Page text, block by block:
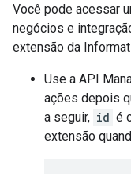
Você pode acessar
negócios e
extensão da
Use a API
ações depois
a seguir, id é
extensão